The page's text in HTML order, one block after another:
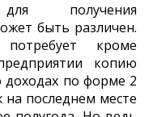
получения
быть различен.
кроме
копию
доходах по форме 2
последнем месте